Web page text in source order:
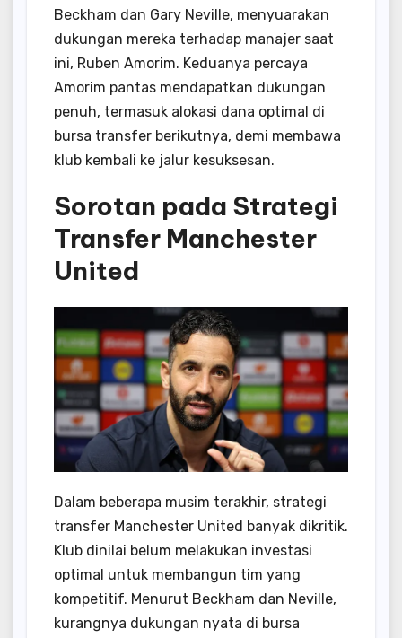
Beckham dan Gary Neville, menyuarakan
dukungan mereka terhadap manajer saat
ini, Ruben Amorim. Keduanya percaya
Amorim pantas mendapatkan dukungan
penuh, termasuk alokasi dana optimal di
bursa transfer berikutnya, demi membawa
klub kembali ke jalur kesuksesan.
Sorotan pada Strategi
Transfer Manchester
United
Dalam beberapa musim terakhir, strategi
transfer Manchester United banyak dikritik.
Klub dinilai belum melakukan investasi
optimal untuk membangun tim yang
kompetitif. Menurut Beckham dan Neville,
kurangnya dukungan nyata di bursa